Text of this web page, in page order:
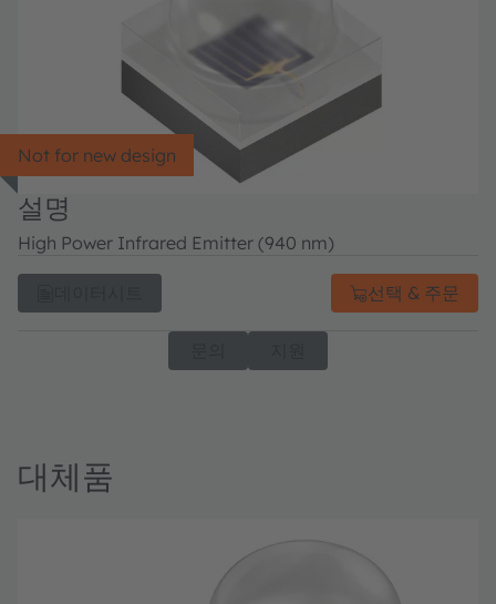
Not for new design
설명
High Power Infrared Emitter (940 nm)
선택 & 주문
대체품